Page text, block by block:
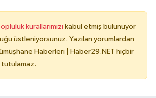
kurallarımızı kabul etmiş bulunuyor
üstleniyorsunuz. Yazılan yorumlardan
Haberleri | Haber29.NET hiçbir
tutulamaz.